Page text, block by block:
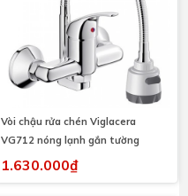
Vòi chậu rửa chén Viglacera
VG712 nóng lạnh gắn tường
1.630.000₫